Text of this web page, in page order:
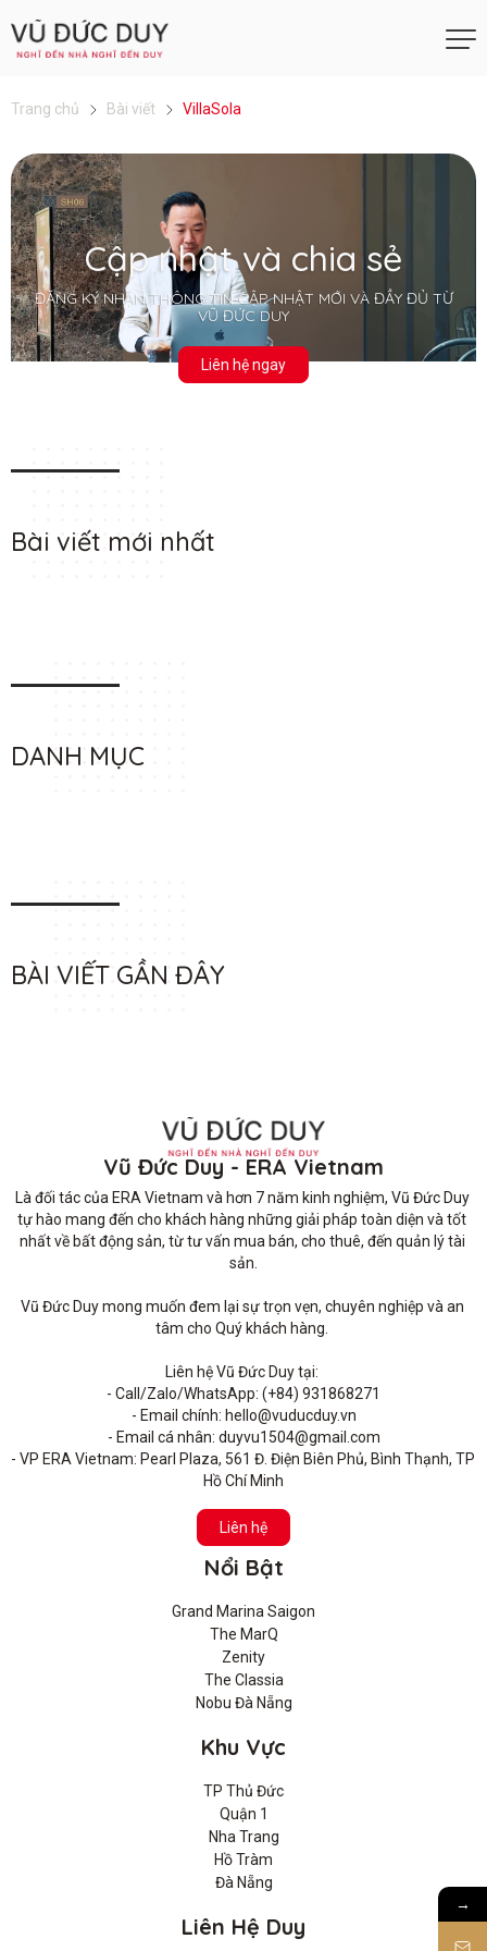
Trang chủ Bài viết VillaSola
Cập nhật và chia sẻ
ĐĂNG KÝ NHẬN THÔNG TIN CẬP NHẬT MỚI VÀ ĐẦY ĐỦ TỪ
VŨ ĐỨC DUY
Liên hệ ngay
Bài viết mới nhất
DANH MỤC
BÀI VIẾT GẦN ĐÂY
Vũ Đức Duy - ERA Vietnam
Là đối tác của ERA Vietnam và hơn 7 năm kinh nghiệm, Vũ Đức Duy
tự hào mang đến cho khách hàng những giải pháp toàn diện và tốt
nhất về bất động sản, từ tư vấn mua bán, cho thuê, đến quản lý tài
sản.
Vũ Đức Duy mong muốn đem lại sự trọn vẹn, chuyên nghiệp và an
tâm cho Quý khách hàng.
Liên hệ Vũ Đức Duy tại:
- Call/Zalo/WhatsApp: (+84) 931868271
- Email chính: hello@vuducduy.vn
- Email cá nhân: duyvu1504@gmail.com
- VP ERA Vietnam: Pearl Plaza, 561 Đ. Điện Biên Phủ, Bình Thạnh, TP
Hồ Chí Minh
Liên hệ
Nổi Bật
Grand Marina Saigon
The MarQ
Zenity
The Classia
Nobu Đà Nẵng
Khu Vực
TP Thủ Đức
Quận 1
Nha Trang
Hồ Tràm
Đà Nẵng
Liên Hệ Duy
→